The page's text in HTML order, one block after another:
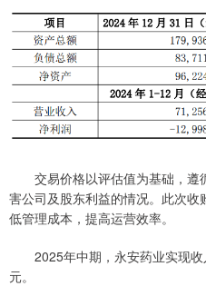
交易价格以评估值为基础，遵
害公司及股东利益的情况。此次
低管理成本，提高运营效率。
2025年中期，永安药业实现收
元。